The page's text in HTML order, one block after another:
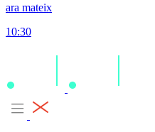
ara mateix
10:30